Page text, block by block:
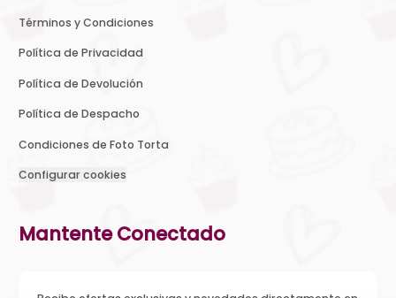
Términos y Condiciones
Política de Privacidad
Política de Devolución
Política de Despacho
Condiciones de Foto Torta
Configurar cookies
Mantente Conectado